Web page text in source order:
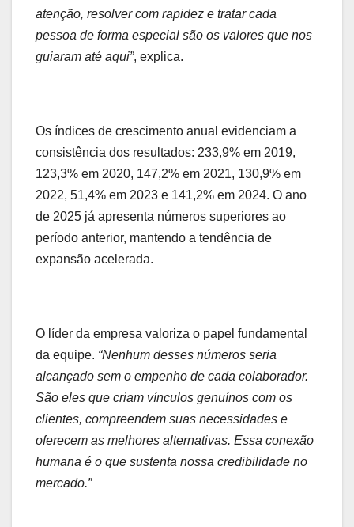
atenção, resolver com rapidez e tratar cada
pessoa de forma especial são os valores que nos
guiaram até aqui”, explica.
Os índices de crescimento anual evidenciam a
consistência dos resultados: 233,9% em 2019,
123,3% em 2020, 147,2% em 2021, 130,9% em
2022, 51,4% em 2023 e 141,2% em 2024. O ano
de 2025 já apresenta números superiores ao
período anterior, mantendo a tendência de
expansão acelerada.
O líder da empresa valoriza o papel fundamental
da equipe. “Nenhum desses números seria
alcançado sem o empenho de cada colaborador.
São eles que criam vínculos genuínos com os
clientes, compreendem suas necessidades e
oferecem as melhores alternativas. Essa conexão
humana é o que sustenta nossa credibilidade no
mercado.”